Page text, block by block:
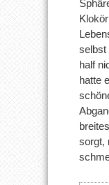
selbst
half
hatte
sorgt,